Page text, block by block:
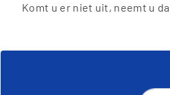
Komt u er niet uit, neemt u